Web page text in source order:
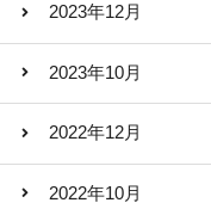
2023年12月
2023年10月
2022年12月
2022年10月